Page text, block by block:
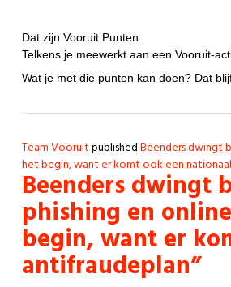
Dat zijn Vooruit Punten.
Telkens je meewerkt aan een Vooruit-
Wat je met die punten kan doen? Dat
Team VooruitpublishedBeenders dwingt
het begin, want er komt ook een
Beenders dwingt
phishing en
begin, want er
antifraudeplan”